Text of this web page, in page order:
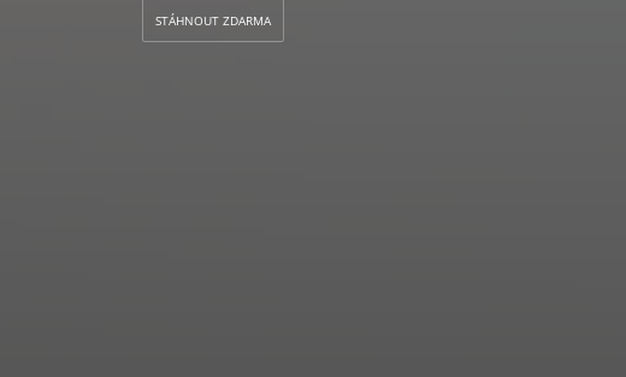
STÁHNOUT ZDARMA